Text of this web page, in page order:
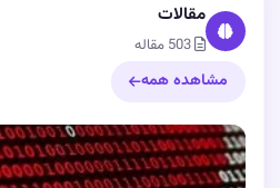
مقالات
مشاهده همه